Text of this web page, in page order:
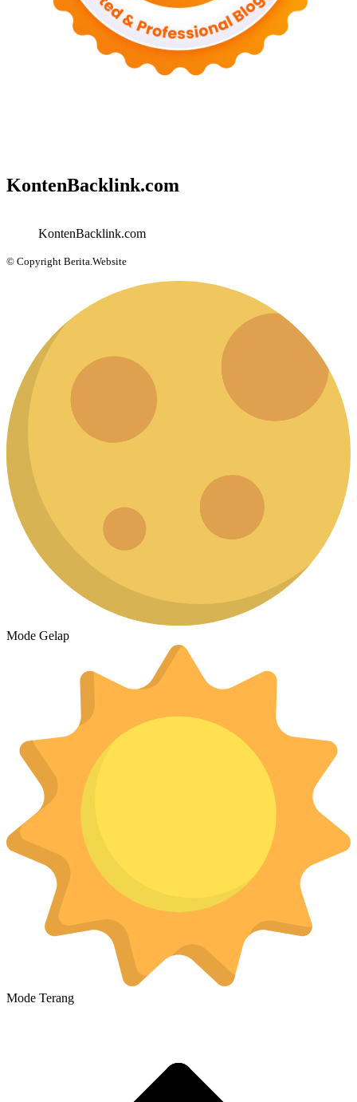
KontenBacklink.com
KontenBacklink.com
© Copyright Berita.Website
Mode Gelap
Mode Terang